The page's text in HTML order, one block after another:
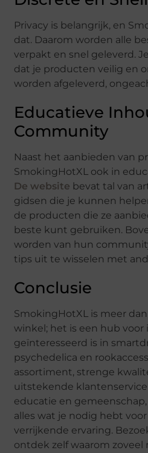
Privacy is belangrijk, en
dat. Daarom worden alle
verpakt en snel geleverd.
dat je producten veilig en
worden afgeleverd,
Educatieve
Community
Naast het aanbieden van
SmokingHotXL ook in
De website bevat tal van
gidsen die je kunnen
de producten die ze
beste kunt gebruiken.
worden van hun
tips uit te wisselen met
Conclusie
SmokingHotXL is meer
winkel; het is een hub voor
geïnteresseerd is in
psychedelica en
assortiment, strenge
uitstekende
educatie en
alles wat je nodig hebt
verrijkende ervaring.
ontdek zelf waarom